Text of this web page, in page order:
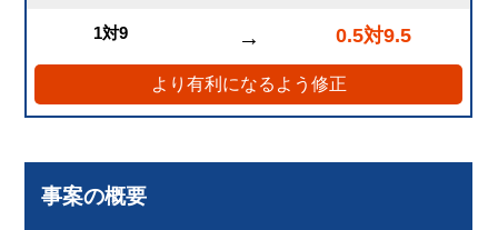
1対9 → 0.5対9.5
より有利になるよう修正
事案の概要